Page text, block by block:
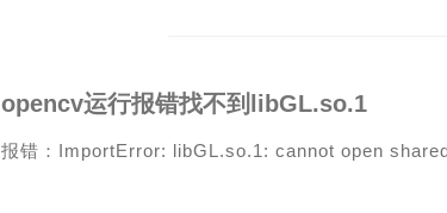
opencv运行报错找不到libGL.so.1
报错：ImportError: libGL.so.1: cannot open